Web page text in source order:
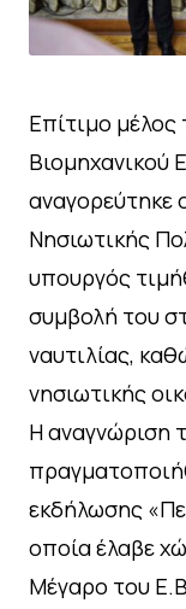
Επίτιμο
Βιομηχανικού
αναγορεύτηκε
Νησιωτικής
υπουργός
συμβολή του
ναυτιλίας,
νησιωτικής
Η αναγνώριση
εκδήλωσης
οποία έλαβε
Μέγαρο του